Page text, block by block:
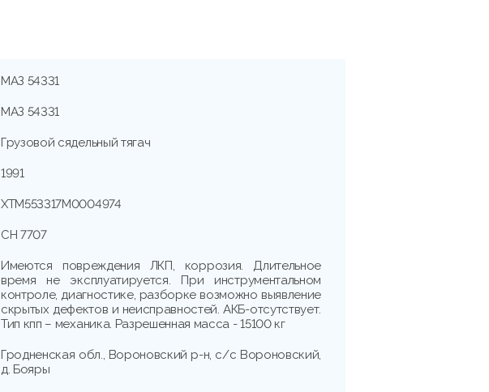
МАЗ 54331
МАЗ 54331
Грузовой сядельный тягач
1991
XTM553317M0004974
СН 7707
Имеются повреждения ЛКП, коррозия. Длительное
время не эксплуатируется. При инструментальном
контроле, диагностике, разборке возможно выявление
скрытых дефектов и неисправностей. АКБ-отсутствует.
Тип кпп – механика. Разрешенная масса - 15100 кг
Гродненская обл., Вороновский р-н, с/с Вороновский,
д. Бояры